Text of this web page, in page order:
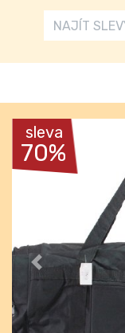
sleva
70%
Previous